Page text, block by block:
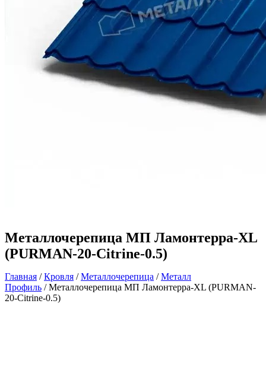
Металлочерепица МП Ламонтерра-XL
(PURMAN-20-Citrine-0.5)
Главная /Кровля /Металлочерепица /Металл
Профиль / Металлочерепица МП Ламонтерра-XL (PURMAN-
20-Citrine-0.5)